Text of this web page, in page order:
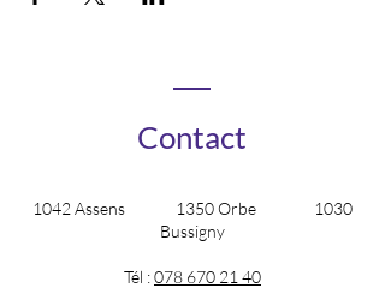
Contact
1042 Assens 1350 Orbe 1030
Bussigny
Tél :078 670 21 40